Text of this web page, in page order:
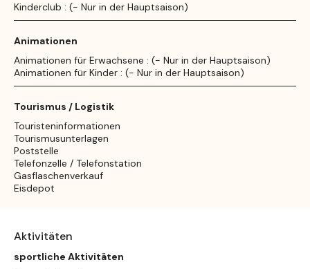
Kinderclub : (- Nur in der Hauptsaison)
Animationen
Animationen für Erwachsene : (- Nur in der Hauptsaison)
Animationen für Kinder : (- Nur in der Hauptsaison)
Tourismus / Logistik
Touristeninformationen
Tourismusunterlagen
Poststelle
Telefonzelle / Telefonstation
Gasflaschenverkauf
Eisdepot
Aktivitäten
sportliche Aktivitäten